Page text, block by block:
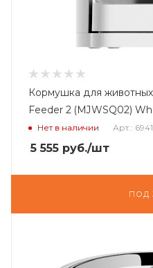
Кормушка для
Feeder 2 (MJWSQ02)
Нет в наличии Арт.:
5 555 руб./шт
ПОД